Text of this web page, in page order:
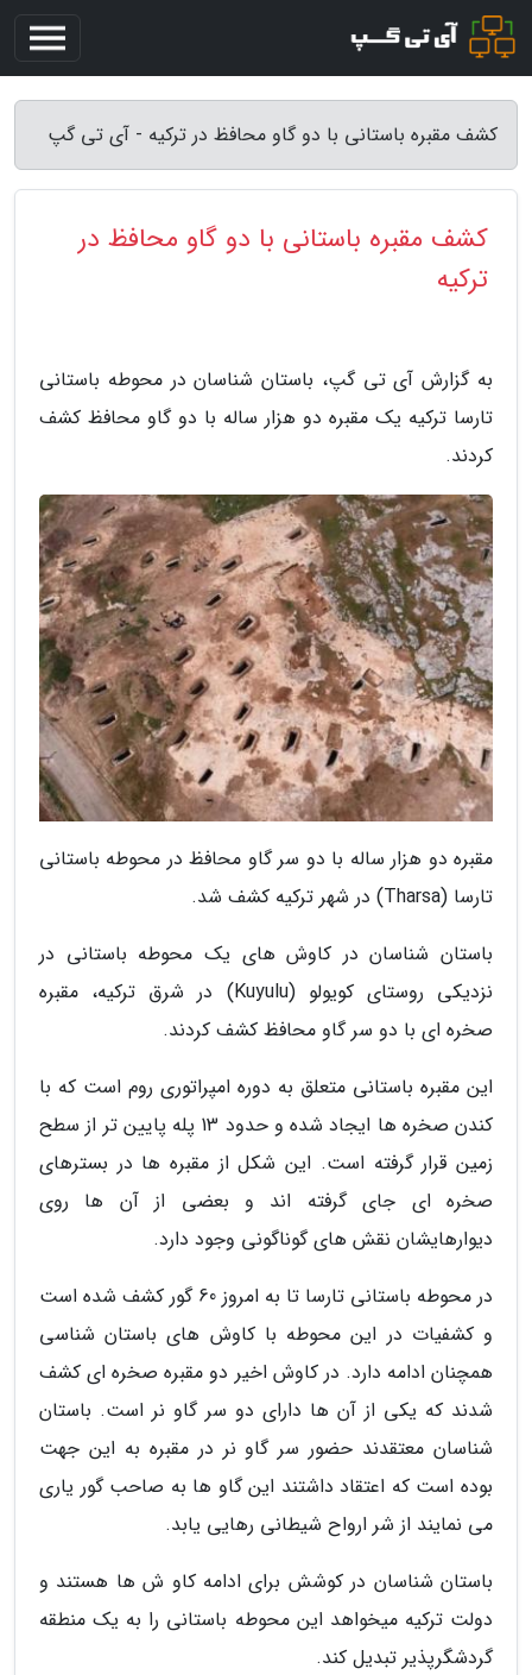
کشف مقبره باستانی با دو گاو محافظ در ترکیه - آی تی گپ
کشف مقبره باستانی با دو گاو محافظ در
ترکیه
به گزارش آی تی گپ، باستان شناسان در محوطه باستانی
تارسا ترکیه یک مقبره دو هزار ساله با دو گاو محافظ کشف
کردند.
مقبره دو هزار ساله با دو سر گاو محافظ در محوطه باستانی
تارسا (Tharsa) در شهر ترکیه کشف شد.
باستان شناسان در کاوش های یک محوطه باستانی در
نزدیکی روستای کویولو (Kuyulu) در شرق ترکیه، مقبره
صخره ای با دو سر گاو محافظ کشف کردند.
این مقبره باستانی متعلق به دوره امپراتوری روم است که با
کندن صخره ها ایجاد شده و حدود 13 پله پایین تر از سطح
زمین قرار گرفته است. این شکل از مقبره ها در بسترهای
صخره ای جای گرفته اند و بعضی از آن ها روی
دیوارهایشان نقش های گوناگونی وجود دارد.
در محوطه باستانی تارسا تا به امروز 60 گور کشف شده است
و کشفیات در این محوطه با کاوش های باستان شناسی
همچنان ادامه دارد. در کاوش اخیر دو مقبره صخره ای کشف
شدند که یکی از آن ها دارای دو سر گاو نر است. باستان
شناسان معتقدند حضور سر گاو نر در مقبره به این جهت
بوده است که اعتقاد داشتند این گاو ها به صاحب گور یاری
می نمایند از شر ارواح شیطانی رهایی یابد.
باستان شناسان در کوشش برای ادامه کاو ش ها هستند و
دولت ترکیه میخواهد این محوطه باستانی را به یک منطقه
گردشگرپذیر تبدیل کند.